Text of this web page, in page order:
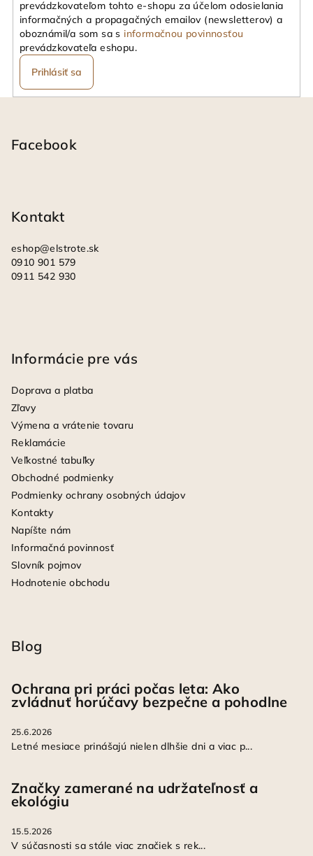
prevádzkovateľom tohto e-shopu za účelom odosielania
informačných a propagačných emailov (newsletterov) a
oboznámil/a som sa s informačnou povinnosťou
prevádzkovateľa eshopu.
Prihlásiť sa
Facebook
Kontakt
eshop@elstrote.sk
0910 901 579
0911 542 930
Informácie pre vás
Doprava a platba
Zľavy
Výmena a vrátenie tovaru
Reklamácie
Veľkostné tabuľky
Obchodné podmienky
Podmienky ochrany osobných údajov
Kontakty
Napíšte nám
Informačná povinnosť
Slovník pojmov
Hodnotenie obchodu
Blog
Ochrana pri práci počas leta: Ako
zvládnuť horúčavy bezpečne a pohodlne
25.6.2026
Letné mesiace prinášajú nielen dlhšie dni a viac p...
Značky zamerané na udržateľnosť a
ekológiu
15.5.2026
V súčasnosti sa stále viac značiek s rek...